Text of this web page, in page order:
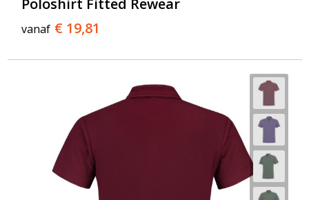
Poloshirt Fitted Rewear
vanaf € 19,81